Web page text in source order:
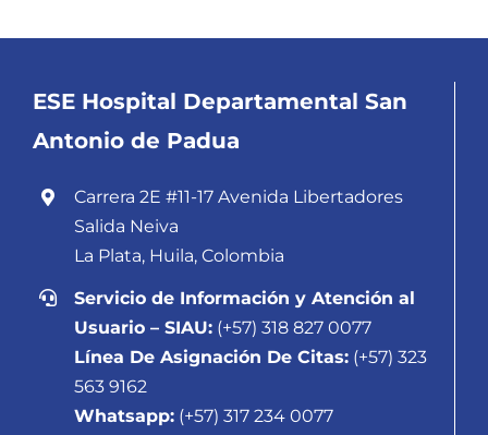
ESE Hospital Departamental San
Antonio de Padua
Carrera 2E #11-17 Avenida Libertadores
Salida Neiva
La Plata, Huila, Colombia
Servicio de Información y Atención al
Usuario – SIAU: (+57) 318 827 0077
Línea De Asignación De Citas: (+57) 323
563 9162
Whatsapp: (+57) 317 234 0077